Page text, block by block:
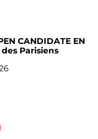
CANDIDATE EN
des Parisiens